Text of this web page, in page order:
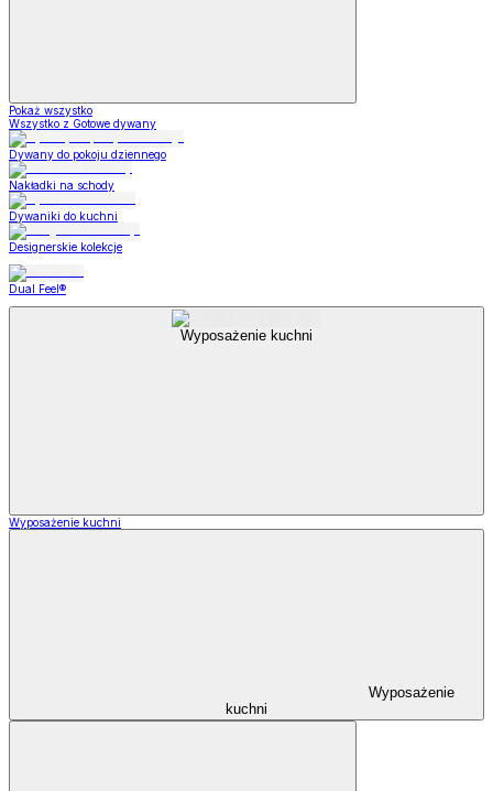
Pokaż wszystko
Wszystko z Gotowe dywany
Dywany do pokoju dziennego
Nakładki na schody
Dywaniki do kuchni
Designerskie kolekcje
Dual Feel®
Wyposażenie kuchni
Wyposażenie kuchni
Wyposażenie
kuchni